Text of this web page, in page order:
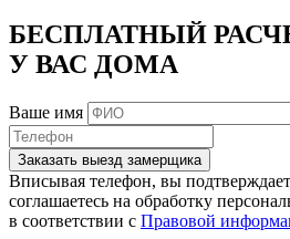
БЕСПЛАТНЫЙ
У ВАС ДОМА
Ваше имя
Заказать выезд замерщика
Вписывая телефон, вы
соглашаетесь на обработку
в соответствии с Правовой